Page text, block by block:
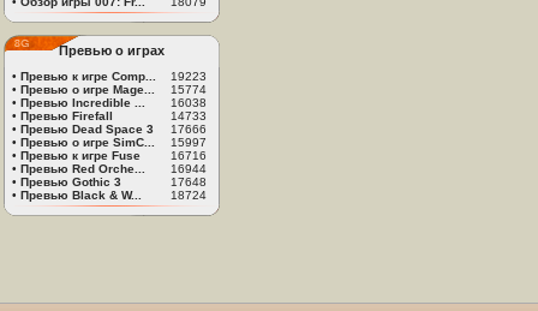
Превью о играх
• Превью к игре Comp...
19223
• Превью о игре Mage...
15774
• Превью Incredible ...
16038
• Превью Firefall
14733
• Превью Dead Space 3
17666
• Превью о игре SimC...
15997
• Превью к игре Fuse
16716
• Превью Red Orche...
16944
• Превью Gothic 3
17648
• Превью Black & W... 18724